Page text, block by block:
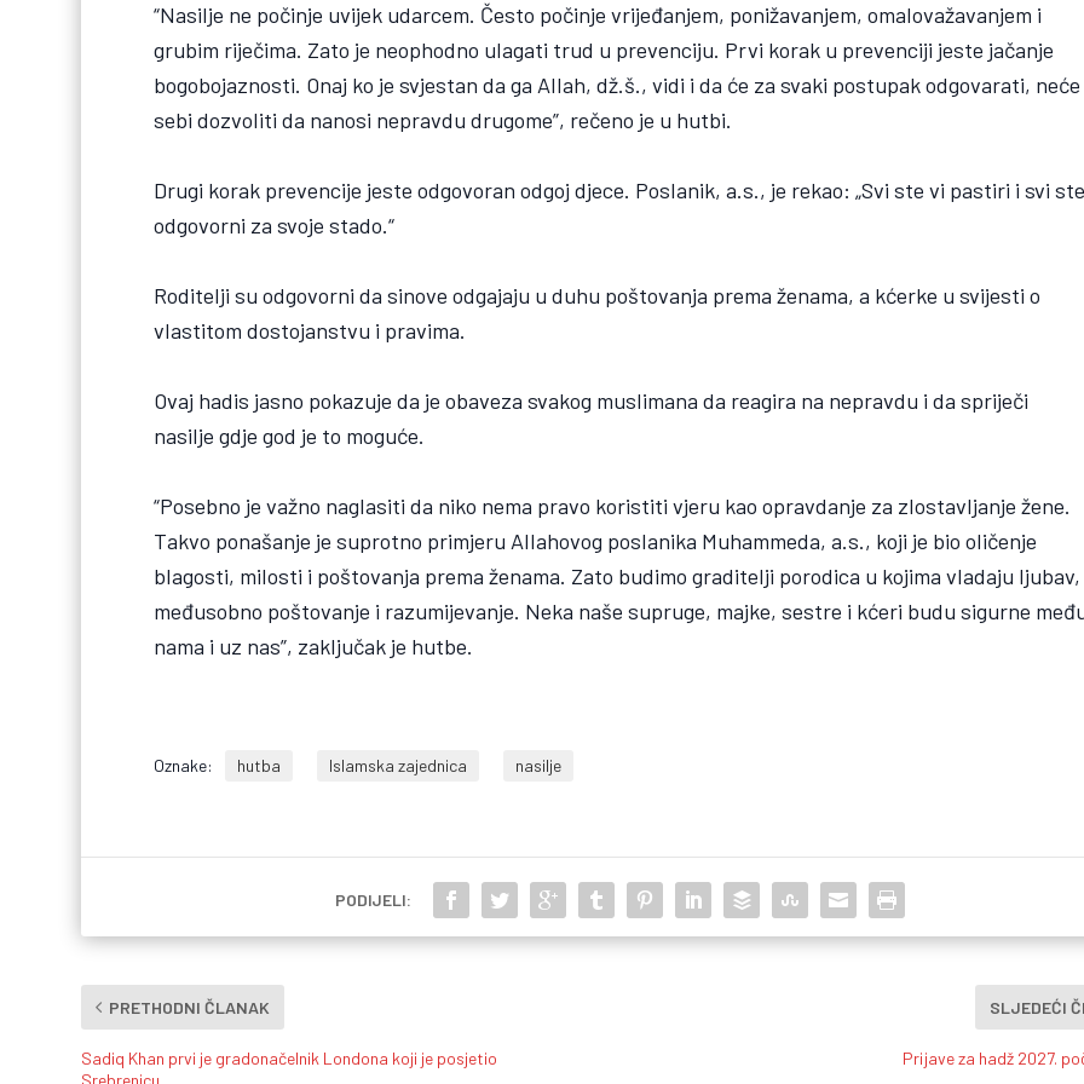
“Nasilje ne počinje uvijek udarcem. Često počinje vrijeđanjem, ponižavanjem, omalovažavanjem i
grubim riječima. Zato je neophodno ulagati trud u prevenciju. Prvi korak u prevenciji jeste jačanje
bogobojaznosti. Onaj ko je svjestan da ga Allah, dž.š., vidi i da će za svaki postupak odgovarati, neće
sebi dozvoliti da nanosi nepravdu drugome”, rečeno je u hutbi.
Drugi korak prevencije jeste odgovoran odgoj djece. Poslanik, a.s., je rekao: „Svi ste vi pastiri i svi
odgovorni za svoje stado.“
Roditelji su odgovorni da sinove odgajaju u duhu poštovanja prema ženama, a kćerke u svijesti o
vlastitom dostojanstvu i pravima.
Ovaj hadis jasno pokazuje da je obaveza svakog muslimana da reagira na nepravdu i da spriječi
nasilje gdje god je to moguće.
“Posebno je važno naglasiti da niko nema pravo koristiti vjeru kao opravdanje za zlostavljanje žene.
Takvo ponašanje je suprotno primjeru Allahovog poslanika Muhammeda, a.s., koji je bio oličenje
blagosti, milosti i poštovanja prema ženama. Zato budimo graditelji porodica u kojima vladaju ljubav,
međusobno poštovanje i razumijevanje. Neka naše supruge, majke, sestre i kćeri budu sigurne
nama i uz nas”, zaključak je hutbe.
Oznake: hutba Islamska zajednica nasilje
PODIJELI:
PRETHODNI ČLANAK
Sadiq Khan prvi je gradonačelnik Londona koji je posjetio
SLJEDEĆI
Prijave za hadž 2027.